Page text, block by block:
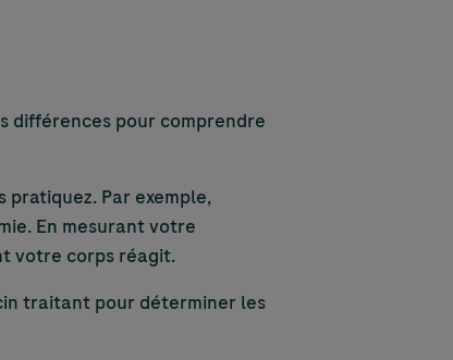
différences pour comprendre
Par exemple,
En mesurant votre
votre corps réagit.
traitant pour déterminer les